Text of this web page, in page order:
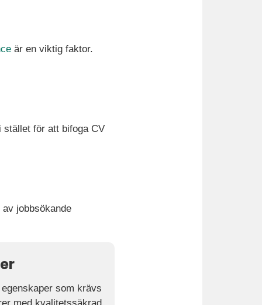
är en viktig faktor.
stället för att bifoga CV
jobbsökande
som krävs